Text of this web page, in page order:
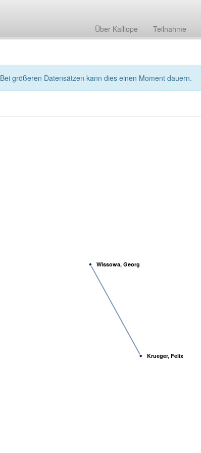
Über Kalliope Teilnahme
Bei größeren Datensätzen kann dies einen Moment dauern.
Wissowa, Georg
Krueger, Felix